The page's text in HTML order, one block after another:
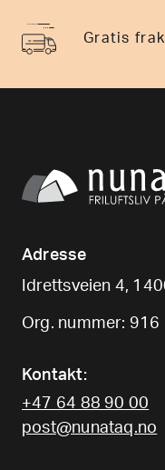
Gratis
Adresse
Idrettsveien 4,
Org. nummer:
Kontakt:
+47 64 88 90 00
post@nunataq.no